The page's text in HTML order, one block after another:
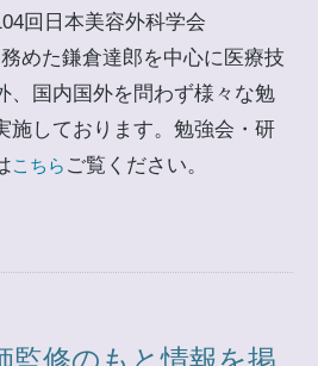
回日本美容外科学会
めた鎌倉達郎を中心に医療技
、国内国外を問わず様々な勉
施しております。勉強会・研
こちら ご覧ください。